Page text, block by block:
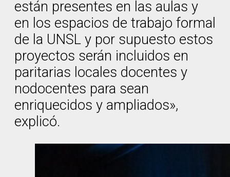
están presentes en las aulas y
en los espacios de trabajo formal
de la UNSL y por supuesto estos
proyectos serán incluidos en
paritarias locales docentes y
nodocentes para sean
enriquecidos y ampliados»,
explicó.